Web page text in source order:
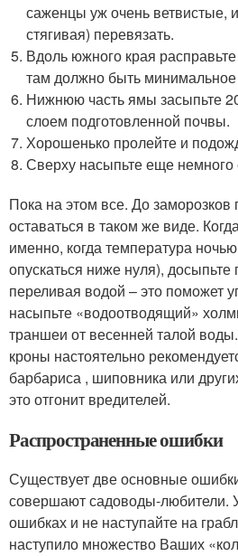
саженцы уж очень ветвистые,
стягивая) перевязать.
Вдоль южного края
там должно быть минимальное
Нижнюю часть ямы засыпьте
слоем подготовленной почвы.
Хорошенько пролейте и
Сверху насыпьте еще немного
Пока на этом все. До заморозков
оставаться в таком же виде.
именно, когда температура
опускаться ниже нуля), досыпьте
переливая водой – это поможет
насыпьте «водоотводящий»
траншеи от весенней талой
кроны настоятельно
барбариса , шиповника или
это отгонит вредителей.
Распространенные ошибки
Существует две основные
совершают садоводы-любители.
ошибках и не наступайте на
наступило множество Ваших